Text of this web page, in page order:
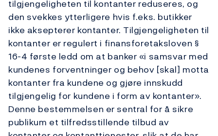
tilgjengeligheten til kontanter reduseres, og
den svekkes ytterligere hvis f.eks. butikker
ikke aksepterer kontanter. Tilgjengeligheten til
kontanter er regulert i finansforetaksloven §
16-4 første ledd om at banker «i samsvar med
kundenes forventninger og behov [skal] motta
kontanter fra kundene og gjøre innskudd
tilgjengelig for kundene i form av kontanter».
Denne bestemmelsen er sentral for å sikre
publikum et tilfredsstillende tilbud av